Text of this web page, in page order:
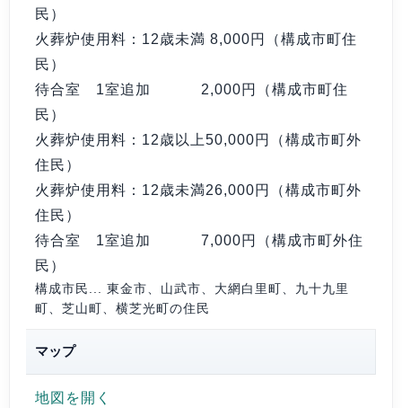
民）
火葬炉使用料：12歳未満 8,000円（構成市町住
民）
待合室 1室追加
2,000円（構成市町住
民）
火葬炉使用料：12歳以上50,000円（構成市町外
住民）
火葬炉使用料：12歳未満26,000円（構成市町外
住民）
待合室 1室追加
7,000円（構成市町外住
民）
構成市民... 東金市、山武市、大網白里町、九十九里
町、芝山町、横芝光町の住民
マップ
地図を開く